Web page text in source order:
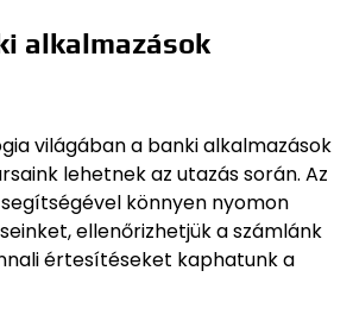
alkalmazások
világában a banki alkalmazások
lehetnek az utazás során. Az
könnyen nyomon
ellenőrizhetjük a számlánk
értesítéseket kaphatunk a